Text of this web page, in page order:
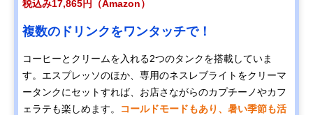
税込み17,865円（Amazon）
複数のドリンクをワンタッチで！
コーヒーとクリームを入れる2つのタンクを搭載していま
す。エスプレッソのほか、専用のネスレブライトをクリーマ
ータンクにセットすれば、お店さながらのカプチーノやカフ
ェラテも楽しめます。
コールドモードもあり、暑い季節も活